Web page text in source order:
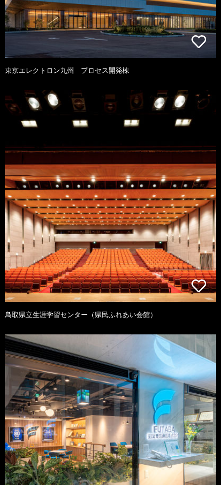
東京エレクトロン九州 プロセス開発棟
鳥取県立生涯学習センター（県民ふれあい会館）